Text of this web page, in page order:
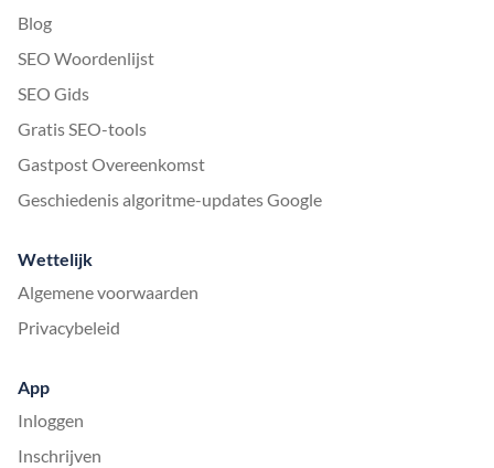
Blog
SEO Woordenlijst
SEO Gids
Gratis SEO-tools
Gastpost Overeenkomst
Geschiedenis algoritme-updates Google
Wettelijk
Algemene voorwaarden
Privacybeleid
App
Inloggen
Inschrijven